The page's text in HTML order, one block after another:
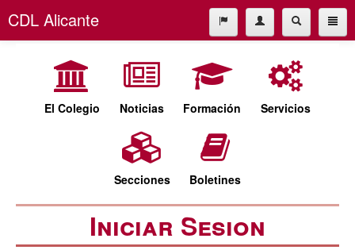
CDL Alicante
Formación
cdl@cdlalicante.org
El Colegio Noticias Formación Servicios
Secciones Boletines
Iniciar Sesion